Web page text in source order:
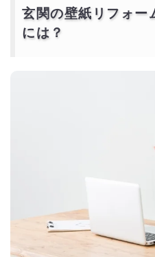
玄関の壁紙リフォー
には？